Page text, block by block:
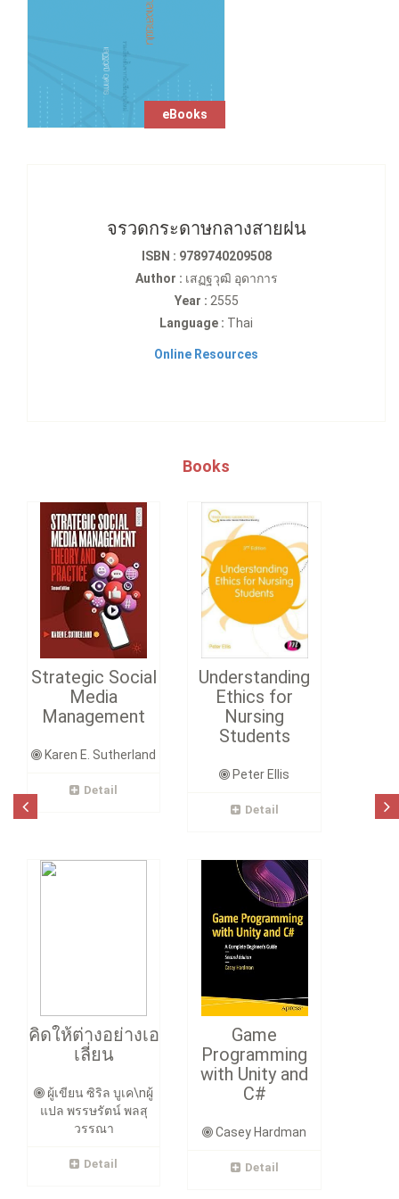
eBooks
จรวดกระดาษกลางสายฝน
ISBN : 9789740209508
Author : เสฏฐวุฒิ อุดาการ
Year : 2555
Language : Thai
Online Resources
Books
Strategic Social
Media
Management
Karen E. Sutherland
Detail
Understanding
Ethics for
Nursing
Students
Peter Ellis
Detail
คิดให้ต่างอย่างเอ
เลี่ยน
ผู้เขียน ซิริล บูเค\nผู้
แปล พรรษรัตน์ พลสุ
วรรณา
Detail
Game
Programming
with Unity and
C#
Casey Hardman
Detail